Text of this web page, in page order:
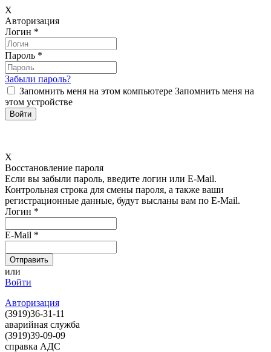
X
Авторизация
Логин *
Пароль *
Забыли пароль?
Запомнить меня на этом компьютере Запомнить меня на
этом устройстве
X
Восстановление пароля
Если вы забыли пароль, введите логин или E-Mail.
Контрольная строка для смены пароля, а также ваши
регистрационные данные, будут высланы вам по E-Mail.
Логин *
E-Mail *
или
Войти
Авторизация
(3919)36-31-11
аварийная служба
(3919)39-09-09
справка АДС